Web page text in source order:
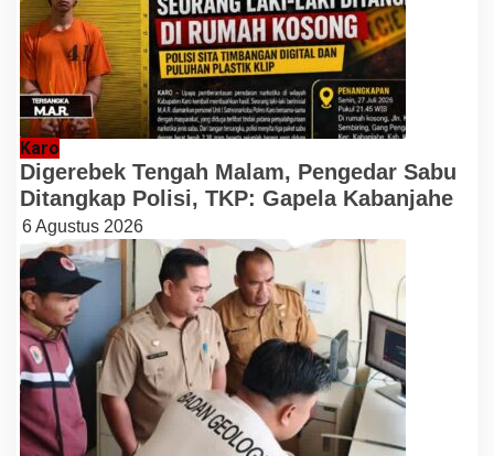
Karo
Digerebek Tengah Malam, Pengedar Sabu
Ditangkap Polisi, TKP: Gapela Kabanjahe
6 Agustus 2026